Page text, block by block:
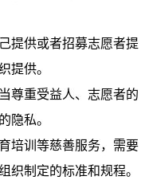
提供或者招募志愿者提
提供。
重受益人、志愿者的
隐私。
训等慈善服务，需要
织制定的标准和规程。